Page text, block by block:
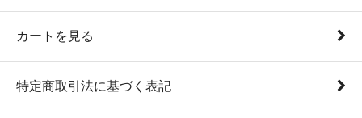
カートを見る
特定商取引法に基づく表記